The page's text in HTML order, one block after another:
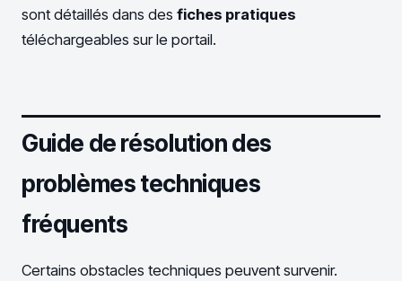
sont détaillés dans des fiches pratiques
téléchargeables sur le portail.
Guide de résolution des
problèmes techniques
fréquents
Certains obstacles techniques peuvent survenir.